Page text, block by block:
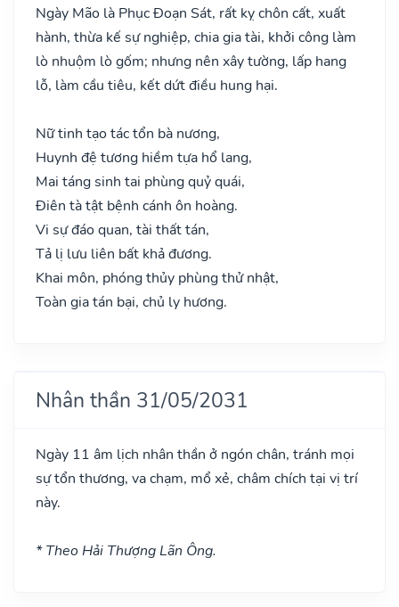
Ngày Mão là Phục Đoạn Sát, rất kỵ chôn cất, xuất
hành, thừa kế sự nghiệp, chia gia tài, khởi công làm
lò nhuộm lò gốm; nhưng nên xây tường, lấp hang
lỗ, làm cầu tiêu, kết dứt điều hung hại.
Nữ tinh tạo tác tổn bà nương,
Huynh đệ tương hiềm tựa hổ lang,
Mai táng sinh tai phùng quỷ quái,
Điên tà tật bệnh cánh ôn hoàng.
Vi sự đáo quan, tài thất tán,
Tả lị lưu liên bất khả đương.
Khai môn, phóng thủy phùng thử nhật,
Toàn gia tán bại, chủ ly hương.
Nhân thần 31/05/2031
Ngày 11 âm lịch nhân thần ở ngón chân, tránh mọi
sự tổn thương, va chạm, mổ xẻ, châm chích tại vị trí
này.
* Theo Hải Thượng Lãn Ông.